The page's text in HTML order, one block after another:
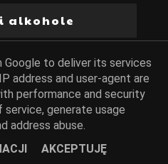
alkohole
herbaty (25) kakao (180)
(162)
(177) soki (67)
to deliver its services
address and user-agent are
performance and security
generate usage
address abuse.
AKCEPTUJĘ